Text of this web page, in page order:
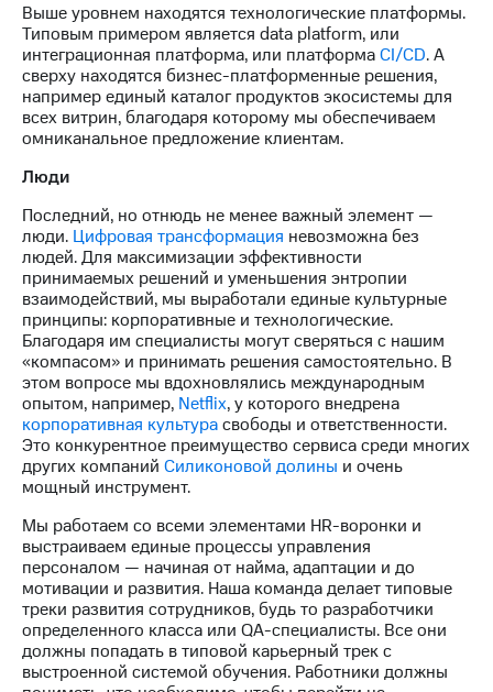
Выше уровнем находятся технологические платформы.
Типовым примером является data platform, или
интеграционная платформа, или платформаCI/CD. А
сверху находятся бизнес-платформенные решения,
например единый каталог продуктов экосистемы для
всех витрин, благодаря которому мы обеспечиваем
омниканальное предложение клиентам.
Люди
Последний, но отнюдь не менее важный элемент —
люди. Цифровая трансформация невозможна без
людей. Для максимизации эффективности
принимаемых решений и уменьшения энтропии
взаимодействий, мы выработали единые культурные
принципы: корпоративные и технологические.
Благодаря им специалисты могут сверяться с нашим
«компасом» и принимать решения самостоятельно. В
этом вопросе мы вдохновлялись международным
опытом, например, Netflix, у которого внедрена
корпоративная культурасвободы и ответственности.
Это конкурентное преимущество сервиса среди многих
других компаний Силиконовой долины и очень
мощный инструмент.
Мы работаем со всеми элементами HR-воронки и
выстраиваем единые процессы управления
персоналом — начиная от найма, адаптации и до
мотивации и развития. Наша команда делает типовые
треки развития сотрудников, будь то разработчики
определенного класса или QA-специалисты. Все они
должны попадать в типовой карьерный трек с
выстроенной системой обучения. Работники должны